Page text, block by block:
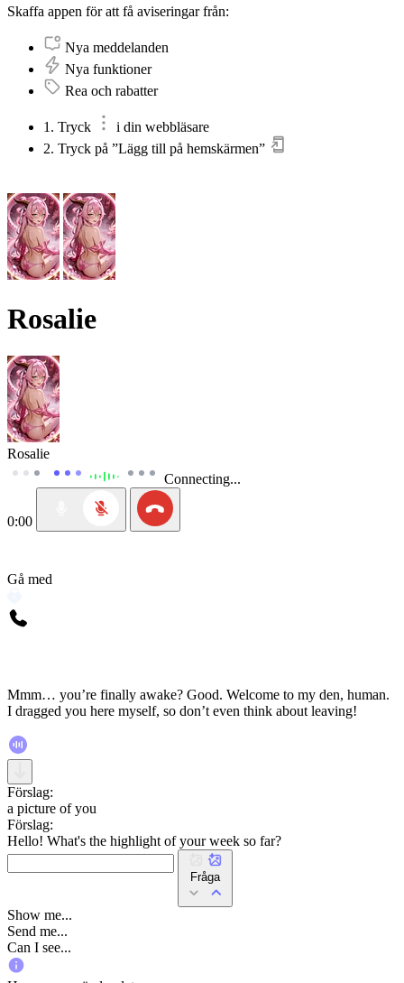
Skaffa appen för att få aviseringar från:
Nya meddelanden
Nya funktioner
Rea och rabatter
1. Tryck
i din webbläsare
2. Tryck på ”Lägg till på hemskärmen”
Rosalie
Rosalie
Connecting...
0:00
Gå med
Mmm… you’re finally awake? Good. Welcome to my den, human.
I dragged you here myself, so don’t even think about leaving!
Förslag:
a picture of you
Förslag:
Hello! What's the highlight of your week so far?
Fråga
Show me...
Send me...
Can I see...